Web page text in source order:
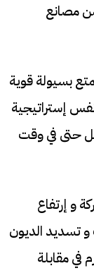
مصانع
بسيولة قوية
إستراتيجية
بل حتى في وقت
و إرتفاع
تسديد الديون
في مقابلة